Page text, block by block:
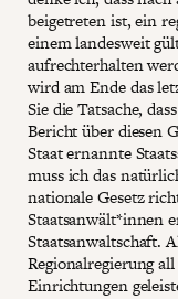
beigetreten ist, ein
einem landesweit
aufrechterhalten
wird am Ende das
Sie die Tatsache,
Bericht über diesen
Staat ernannte
muss ich das
nationale Gesetz
Staatsanwält*innen
Staatsanwaltschaft.
Regionalregierung
Einrichtungen